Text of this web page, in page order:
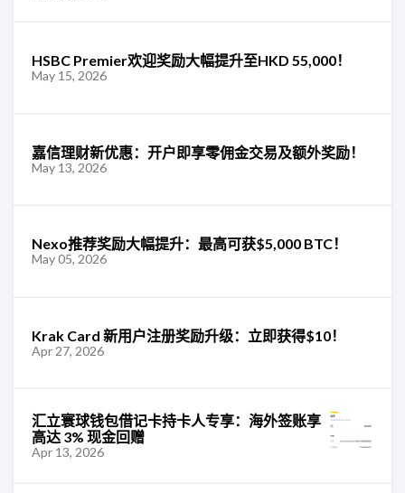
HSBC Premier欢迎奖励大幅提升至HKD 55,000！
May 15, 2026
嘉信理财新优惠：开户即享零佣金交易及额外奖励！
May 13, 2026
Nexo推荐奖励大幅提升：最高可获$5,000 BTC！
May 05, 2026
Krak Card 新用户注册奖励升级：立即获得$10！
Apr 27, 2026
汇立寰球钱包借记卡持卡人专享：海外签账享
高达 3% 现金回赠
Apr 13, 2026